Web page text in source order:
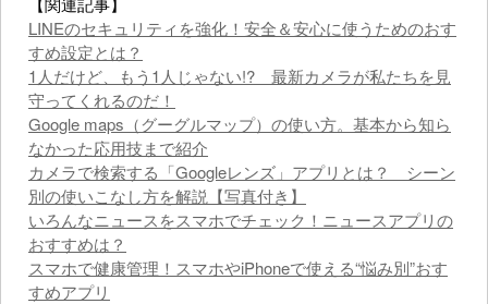
LINEのセキュリティを強化！安全＆安心に使うためのおす
すめ設定とは？
1人だけど、もう1人じゃない!? 最新カメラが私たちを見
守ってくれるのだ！
Google maps（グーグルマップ）の使い方。基本から知ら
なかった応用技まで紹介
カメラで検索する「Googleレンズ」アプリとは？ シーン
別の使いこなし方を解説【写真付き】
いろんなニュースをスマホでチェック！ニュースアプリの
おすすめは？
スマホで健康管理！スマホやiPhoneで使える“悩み別”おす
すめアプリ